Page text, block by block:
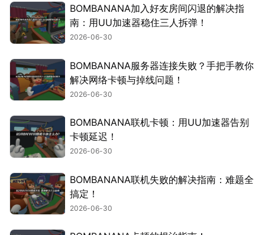
BOMBANANA加入好友房间闪退的解决指
南：用UU加速器稳住三人拆弹！
2026-06-30
BOMBANANA服务器连接失败？手把手教你
解决网络卡顿与掉线问题！
2026-06-30
BOMBANANA联机卡顿：用UU加速器告别
卡顿延迟！
2026-06-30
BOMBANANA联机失败的解决指南：难题全
搞定！
2026-06-30